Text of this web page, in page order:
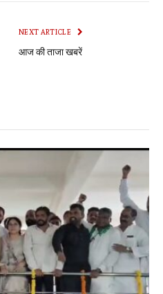
NEXT ARTICLE
आज की ताजा खबरें